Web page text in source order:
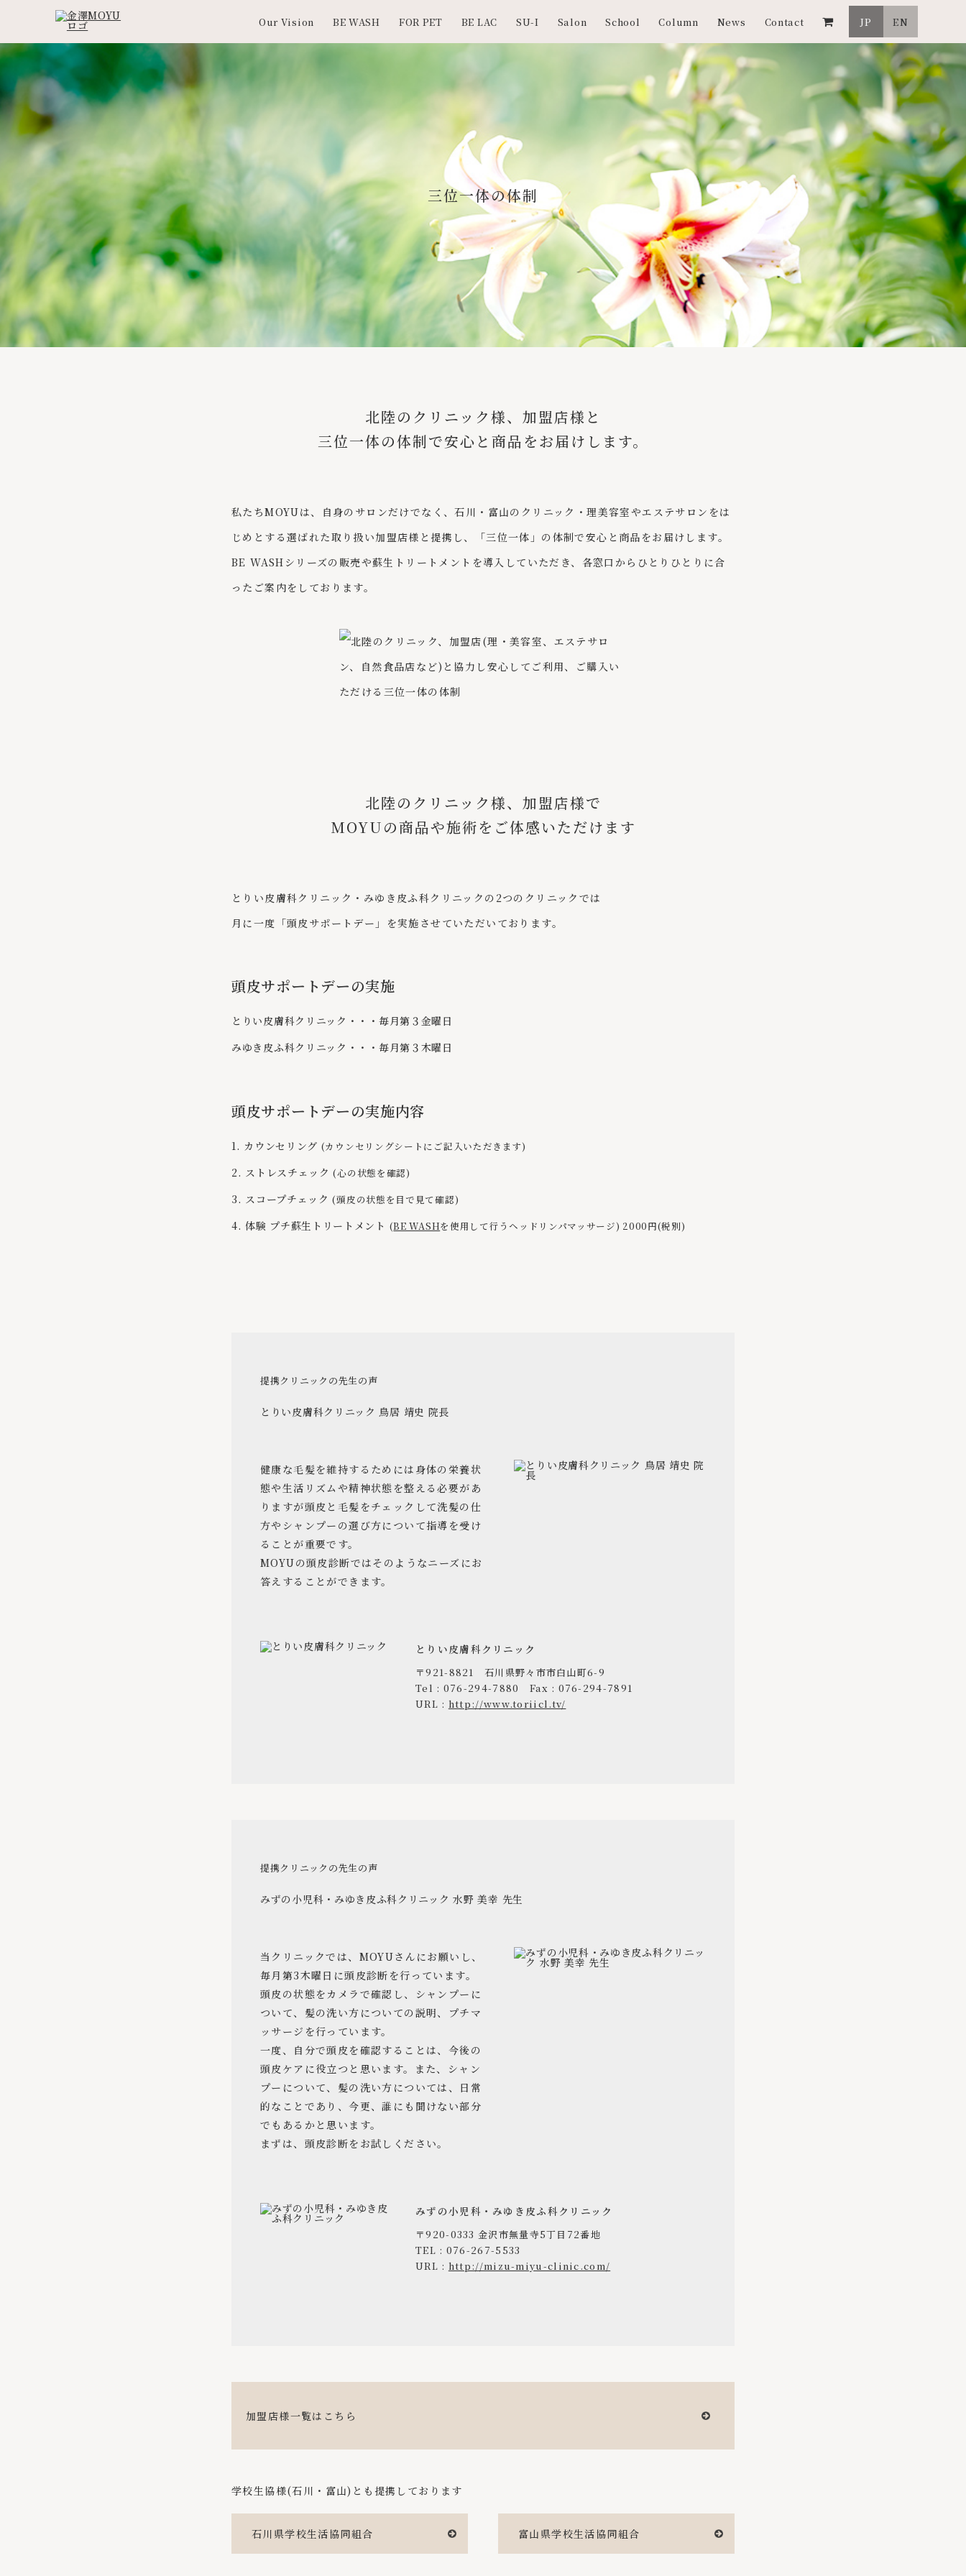
Our Vision BE WASH FOR PET BE LAC SU-I Salon School Column News Contact JP EN
三位一体の体制
北陸のクリニック様、 加盟店様と
三位一体の体制で安心と商品をお届けします。
私たちMOYUは、自身のサロンだけでなく、石川・富山のクリニック・理美容室やエステサロンをは
じめとする選ばれた取り扱い加盟店様と提携し、「三位一体」の体制で安心と商品をお届けします。
BE WASHシリーズの販売や蘇生トリートメントを導入していただき、各窓口からひとりひとりに合
ったご案内をしております。
北陸のクリニック様、 加盟店様で
MOYUの商品や施術をご体感いただけます
とりい皮膚科クリニック・みゆき皮ふ科クリニックの2つのクリニックでは
月に一度「頭皮サポートデー」を実施させていただいております。
頭皮サポートデーの実施
とりい皮膚科クリニック・・・ 毎月第３金曜日
みゆき皮ふ科クリニック・・・ 毎月第３木曜日
頭皮サポートデーの実施内容
1. カウンセリング (カウンセリングシートにご記入いただきます)
2. ストレスチェック(心の状態を確認)
3. スコープチェック(頭皮の状態を目で見て確認)
4. 体験 プチ蘇生トリートメント (BE WASHを使用して行うヘッドリンパマッサージ) 2000円(税別)
提携クリニックの先生の声
とりい皮膚科クリニック 鳥居 靖史 院長
健康な毛髪を維持するためには身体の栄養状
態や生活リズムや精神状態を整える必要があ
りますが頭皮と毛髪をチェックして洗髪の仕
方やシャンプーの選び方について指導を受け
ることが重要です。
MOYUの頭皮診断ではそのようなニーズにお
答えすることができます。
とりい皮膚科クリニック
〒921-8821 石川県野々市市白山町6-9
Tel : 076-294-7880 Fax : 076-294-7891
URL : http://www.toriicl.tv/
提携クリニックの先生の声
みずの小児科・みゆき皮ふ科クリニック水野 美幸 先生
当クリニックでは、MOYUさんにお願いし、
毎月第3木曜日に頭皮診断を行っています。
頭皮の状態をカメラで確認し、シャンプーに
ついて、髪の洗い方についての説明、プチマ
ッサージを行っています。
一度、自分で頭皮を確認することは、今後の
頭皮ケアに役立つと思います。また、シャン
プーについて、髪の洗い方については、日常
的なことであり、今更、誰にも聞けない部分
でもあるかと思います。
まずは、頭皮診断をお試しください。
みずの小児科・みゆき皮ふ科クリニック
〒920-0333 金沢市無量寺5丁目72番地
TEL : 076-267-5533
URL : http://mizu-miyu-clinic.com/
加盟店様一覧はこちら
学校生協様(石川・富山)とも提携しております
石川県学校生活協同組合 富山県学校生活協同組合